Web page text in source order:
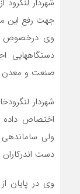
شهردار
جهت رفع این
وی درخصوص
دستگاههایی
صنعت و معدن
شهردار
اختصاص داده
ولی
دست
وی در پایان